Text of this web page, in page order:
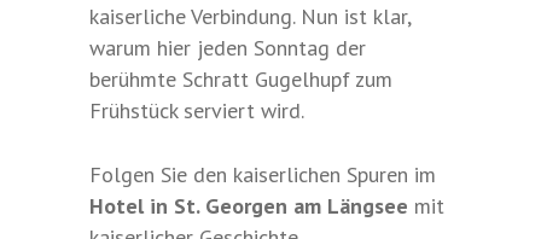
kaiserliche Verbindung. Nun ist klar,
warum hier jeden Sonntag der
berühmte Schratt Gugelhupf zum
Frühstück serviert wird.
Folgen Sie den kaiserlichen Spuren im
Hotel in St. Georgen am Längsee mit